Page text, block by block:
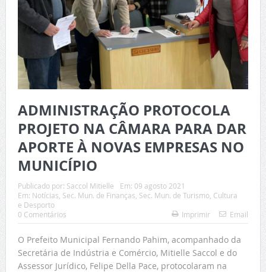
ADMINISTRAÇÃO PROTOCOLA
PROJETO NA CÂMARA PARA DAR
APORTE À NOVAS EMPRESAS NO
MUNICÍPIO
Publicado por: Saccol Mitielle Em: 09 agosto 2021
Em: Notícias Sec. Mun. de Finanças Sec. Mun. de Turismo, Cultura
e Desporto
0 Comentários
Imprimir Email
O Prefeito Municipal Fernando Pahim, acompanhado da
Secretária de Indústria e Comércio, Mitielle Saccol e do
Assessor Jurídico, Felipe Della Pace, protocolaram na